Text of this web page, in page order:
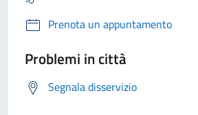
Prenota un appuntamento
Problemi in città
Segnala disservizio